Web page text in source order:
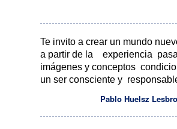
Te invito a crear un mundo
a partir de la experiencia
imágenes y conceptos
un ser consciente y
Pablo Huelsz